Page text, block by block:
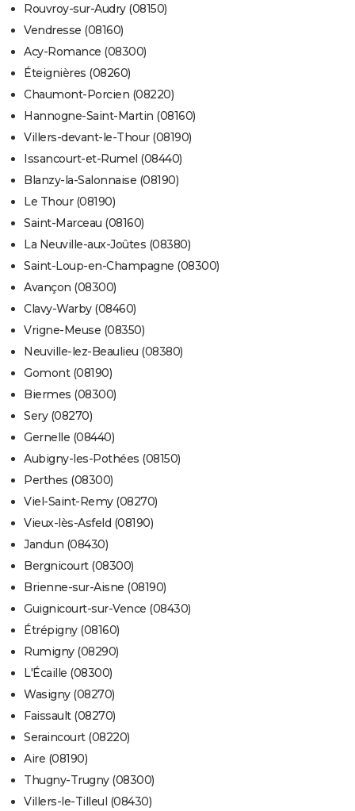
Rouvroy-sur-Audry (08150)
Vendresse (08160)
Acy-Romance (08300)
Éteignières (08260)
Chaumont-Porcien (08220)
Hannogne-Saint-Martin (08160)
Villers-devant-le-Thour (08190)
Issancourt-et-Rumel (08440)
Blanzy-la-Salonnaise (08190)
Le Thour (08190)
Saint-Marceau (08160)
La Neuville-aux-Joûtes (08380)
Saint-Loup-en-Champagne (08300)
Avançon (08300)
Clavy-Warby (08460)
Vrigne-Meuse (08350)
Neuville-lez-Beaulieu (08380)
Gomont (08190)
Biermes (08300)
Sery (08270)
Gernelle (08440)
Aubigny-les-Pothées (08150)
Perthes (08300)
Viel-Saint-Remy (08270)
Vieux-lès-Asfeld (08190)
Jandun (08430)
Bergnicourt (08300)
Brienne-sur-Aisne (08190)
Guignicourt-sur-Vence (08430)
Étrépigny (08160)
Rumigny (08290)
L'Écaille (08300)
Wasigny (08270)
Faissault (08270)
Seraincourt (08220)
Aire (08190)
Thugny-Trugny (08300)
Villers-le-Tilleul (08430)